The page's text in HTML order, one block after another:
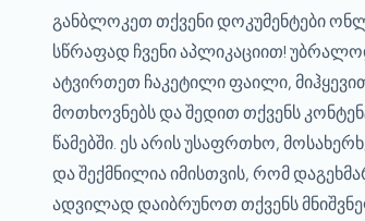
განბლოკეთ თქვენი დოკუმენტები
სწრაფად ჩვენი აპლიკაციით!
ატვირთეთ ჩაკეტილი ფაილი,
მოთხოვნებს და შედით თქვენს
წამებში. ეს არის უსაფრთხო,
და შექმნილია იმისთვის, რომ
ადვილად დაიბრუნოთ თქვენს